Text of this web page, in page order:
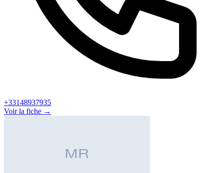
+33148937935
Voir la fiche →